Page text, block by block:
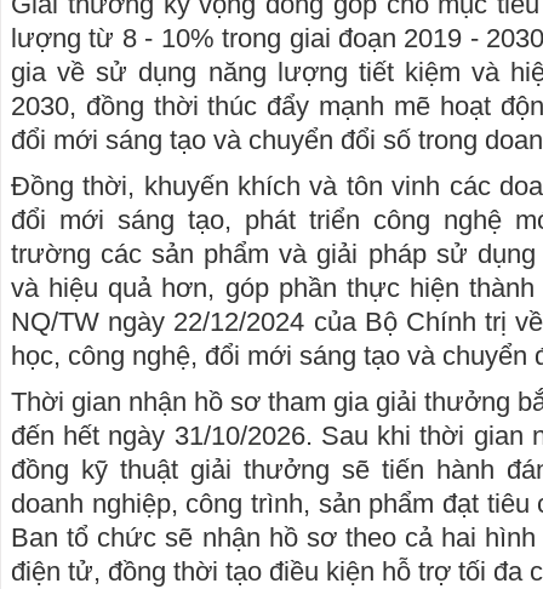
lượng từ 8 - 10% trong giai đoạn 2019 -
gia về sử dụng năng lượng tiết kiệm và
2030, đồng thời thúc đẩy mạnh mẽ hoạt
đổi mới sáng tạo và chuyển đổi số trong
Đồng thời, khuyến khích và tôn vinh các
đổi mới sáng tạo, phát triển công nghệ
trường các sản phẩm và giải pháp sử
và hiệu quả hơn, góp phần thực hiện
NQ/TW ngày 22/12/2024 của Bộ Chính trị
học, công nghệ, đổi mới sáng tạo và chuyển
Thời gian nhận hồ sơ tham gia giải thưởng
đến hết ngày 31/10/2026. Sau khi thời gian
đồng kỹ thuật giải thưởng sẽ tiến hành
doanh nghiệp, công trình, sản phẩm đạt
Ban tổ chức sẽ nhận hồ sơ theo cả hai
điện tử, đồng thời tạo điều kiện hỗ trợ tối đa